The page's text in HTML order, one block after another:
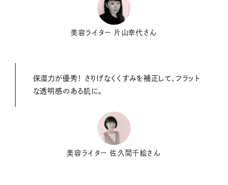
美容ライター 片山幸代さん
保湿力が優秀！ さりげなくくすみを補正して、フラット
な透明感のある肌に。
美容ライター 佐久間千絵さん